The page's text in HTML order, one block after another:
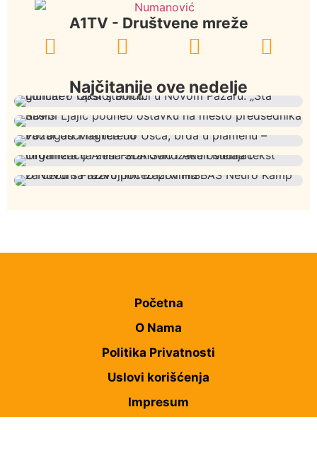
A1TV - Društvene mreže
Najčitanije ove nedelje
Društvo
Lončar o Opštoj bolnici u Novom Pazaru: „Šta glumite?
Taksi stanicu?“
Istaknuto
Rasim Ljajić podneo ostavku na mesto predsednika
SDPS
Društvo
Požar od Magliča do Ušća, brda u plamenu –
Istaknuto
Početna
O Nama
Politika Privatnosti
Uslovi korišćenja
Impresum